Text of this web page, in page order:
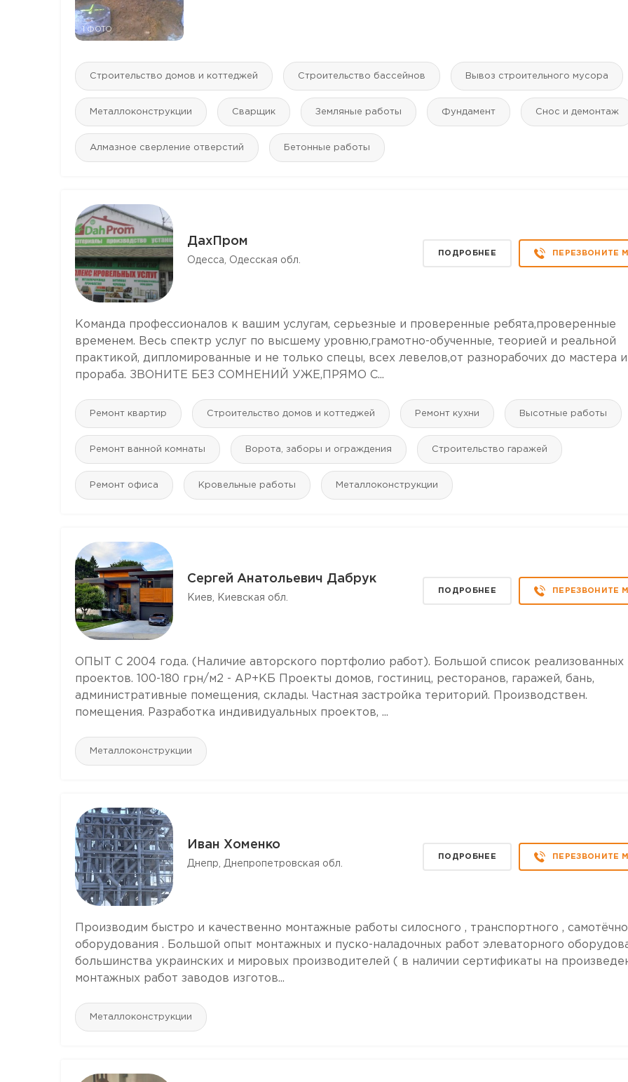
1 ФОТО
Строительство домов и коттеджей Строительство бассейнов Вывоз строительного мусора
Mеталлоконструкции Сварщик Земляные работы Фундамент Снос и демонтаж
Алмазное сверление отверстий Бетонные работы
ДахПром
Одесса, Одесская обл.
ПОДРОБНЕЕ ПЕРЕЗВОНИТЕ
Команда профессионалов к вашим услугам, серьезные и проверенные ребята,проверенные
временем. Весь спектр услуг по высшему уровню,грамотно-обученные, теорией и реальной
практикой, дипломированные и не только спецы, всех левелов,от разнорабочих до мастера и
прораба. ЗВОНИТЕ БЕЗ СОМНЕНИЙ УЖЕ,ПРЯМО С...
Ремонт квартир Строительство домов и коттеджей Ремонт кухни Высотные работы
Ремонт ванной комнаты Ворота, заборы и ограждения Строительство гаражей
Ремонт офиса Кровельные работы Mеталлоконструкции
Сергей Анатольевич Дабрук
Киев, Киевская обл.
ПОДРОБНЕЕ ПЕРЕЗВОНИТЕ
ОПЫТ С 2004 года. (Наличие авторского портфолио работ). Большой список реализованных
проектов. 100-180 грн/м2 - АР+КБ Проекты домов, гостиниц, ресторанов, гаражей, бань,
административные помещения, склады. Частная застройка територий. Производствен.
помещения. Разработка индивидуальных проектов, ...
Mеталлоконструкции
Иван Хоменко
Днепр, Днепропетровская обл.
ПОДРОБНЕЕ ПЕРЕЗВОНИТЕ
Производим быстро и качественно монтажные работы силосного , транспортного ,
оборудования . Большой опыт монтажных и пуско-наладочных работ элеваторного
большинства украинских и мировых производителей ( в наличии сертификаты на
монтажных работ заводов изготов...
Mеталлоконструкции